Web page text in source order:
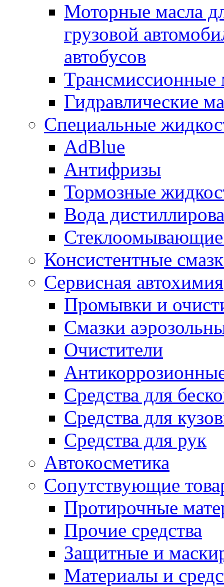
Моторные масла
грузовой
автобусов
Трансмиссионные
Гидравлические
Специальные
AdBlue
Антифризы
Тормозные
Вода
Консистентные
Сервисная автохимия
Промывки и
Смазки
Очистители
Средства для
Средства для
Средства для рук
Автокосметика
Сопутствующие
Протирочные
Прочие средства
Защитные и
Материалы и